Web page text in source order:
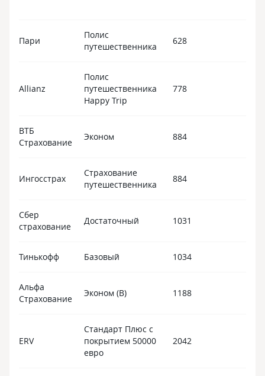
Пари
Полис
путешественника
628
Allianz
Полис
путешественника
Happy Trip
778
ВТБ
Страхование
Эконом 884
Ингосстрах
Страхование
путешественника
884
Сбер
страхование
Достаточный 1031
Тинькофф Базовый 1034
Альфа
Страхование
Эконом (B) 1188
ERV
Стандарт Плюс с
покрытием 50000
евро
2042